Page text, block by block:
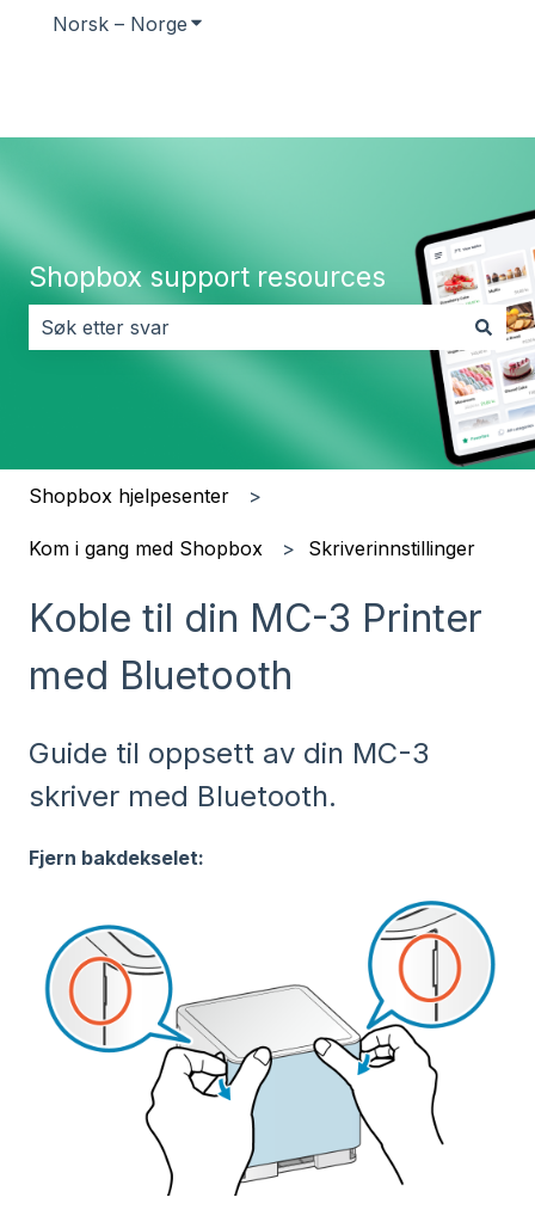
Norsk – Norge Vis undermeny for oversettelser
Shopbox support resources
Det finnes ingen forslag fordi søkefeltet er tomt.
Shopbox hjelpesenter
Kom i gang med Shopbox Skriverinnstillinger
Koble til din MC-3 Printer
med Bluetooth
Guide til oppsett av din MC-3
skriver med Bluetooth.
Fjern bakdekselet: